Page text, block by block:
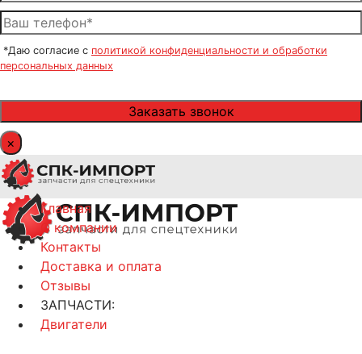
*Даю согласие с политикой конфиденциальности и обработки
персональных данных
×
Главная
О компании
Контакты
Доставка и оплата
Отзывы
ЗАПЧАСТИ:
Двигатели